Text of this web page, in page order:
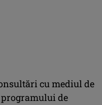
cu mediul de
de